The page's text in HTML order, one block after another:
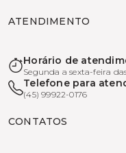
ATENDIMENTO
Horário de
Segunda a sexta-feira
Telefone para
(45) 99922-0176
CONTATOS